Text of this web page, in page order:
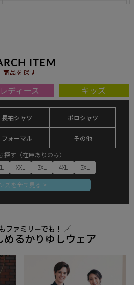
ITEM
商品を探す
レディース キッズ
長袖シャツ
ポロシャツ
フォーマル
その他
探す（在庫ありのみ）
XXL 3XL 4XL
5XL
ズを全て見る >
ファミリーでも！ ／
めるかりゆしウェア